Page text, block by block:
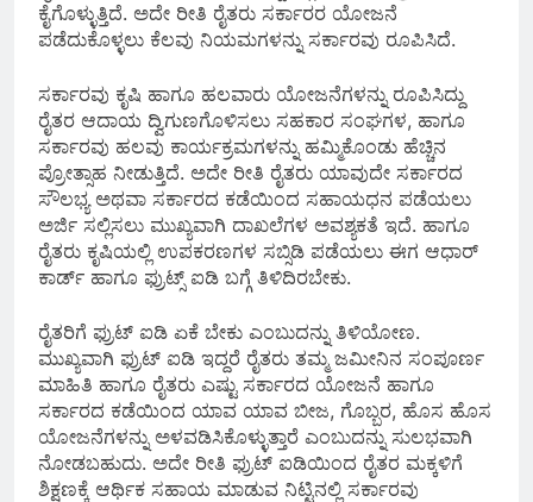
ಕೈಗೊಳ್ಳುತ್ತಿದೆ. ಅದೇ ರೀತಿ ರೈತರು ಸರ್ಕಾರರ ಯೋಜನೆ
ಪಡೆದುಕೊಳ್ಳಲು ಕೆಲವು ನಿಯಮಗಳನ್ನು ಸರ್ಕಾರವು ರೂಪಿಸಿದೆ.
ಸರ್ಕಾರವು ಕೃಷಿ ಹಾಗೂ ಹಲವಾರು ಯೋಜನೆಗಳನ್ನು ರೂಪಿಸಿದ್ದು
ರೈತರ ಆದಾಯ ದ್ವಿಗುಣಗೊಳಿಸಲು ಸಹಕಾರ ಸಂಘಗಳ, ಹಾಗೂ
ಸರ್ಕಾರವು ಹಲವು ಕಾರ್ಯಕ್ರಮಗಳನ್ನು ಹಮ್ಮಿಕೊಂಡು ಹೆಚ್ಚಿನ
ಪ್ರೋತ್ಸಾಹ ನೀಡುತ್ತಿದೆ. ಅದೇ‌ ರೀತಿ ರೈತರು ಯಾವುದೇ ಸರ್ಕಾರದ
ಸೌಲಭ್ಯ ಅಥವಾ ಸರ್ಕಾರದ ಕಡೆಯಿಂದ ಸಹಾಯಧನ ಪಡೆಯಲು
ಅರ್ಜಿ ಸಲ್ಲಿಸಲು ಮುಖ್ಯವಾಗಿ ದಾಖಲೆಗಳ ಅವಶ್ಯಕತೆ ಇದೆ. ಹಾಗೂ
ರೈತರು ಕೃಷಿಯಲ್ಲಿ ಉಪಕರಣಗಳ ಸಬ್ಸಿಡಿ ಪಡೆಯಲು ಈಗ ಆಧಾರ್
ಕಾರ್ಡ್ ಹಾಗೂ ಫ್ರುಟ್ಸ್ ಐಡಿ ಬಗ್ಗೆ ತಿಳಿದಿರಬೇಕು.
ರೈತರಿಗೆ ಫ್ರುಟ್ ಐಡಿ ಏಕೆ ಬೇಕು ಎಂಬುದನ್ನು ತಿಳಿಯೋಣ.
ಮುಖ್ಯವಾಗಿ ಫ್ರುಟ್ ಐಡಿ ಇದ್ದರೆ ರೈತರು ತಮ್ಮ ಜಮೀನಿನ ಸಂಪೂರ್ಣ
ಮಾಹಿತಿ ಹಾಗೂ ರೈತರು ಎಷ್ಟು ಸರ್ಕಾರದ ಯೋಜನೆ ಹಾಗೂ
ಸರ್ಕಾರದ ಕಡೆಯಿಂದ ಯಾವ ಯಾವ ಬೀಜ, ಗೊಬ್ಬರ, ಹೊಸ ಹೊಸ
ಯೋಜನೆಗಳನ್ನು ಅಳವಡಿಸಿಕೊಳ್ಳುತ್ತಾರೆ ಎಂಬುದನ್ನು ಸುಲಭವಾಗಿ
ನೋಡಬಹುದು. ಅದೇ ರೀತಿ ಫ್ರುಟ್ ಐಡಿಯಿಂದ ರೈತರ ಮಕ್ಕಳಿಗೆ
ಶಿಕ್ಷಣಕ್ಕೆ ಆರ್ಥಿಕ ಸಹಾಯ ಮಾಡುವ ನಿಟ್ಟಿನಲ್ಲಿ ಸರ್ಕಾರವು